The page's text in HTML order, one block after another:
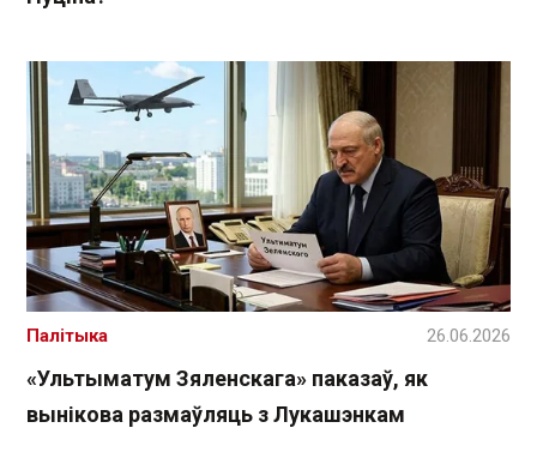
«Ультыматум Зяленскага» паказаў, як
вынікова размаўляць з Лукашэнкам
Палітыка 26.06.2026